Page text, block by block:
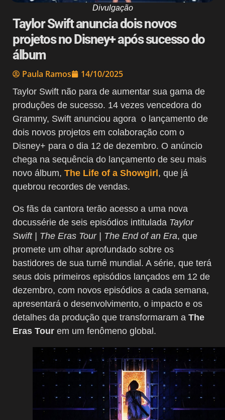
Divulgação
Taylor Swift anuncia dois novos
projetos no Disney+ após sucesso do
álbum
Paula Ramos 14/10/2025
Taylor Swift não para de aumentar sua gama de
produções de sucesso. 14 vezes vencedora do
Grammy, Swift anunciou agora o lançamento de
dois novos projetos em colaboração com o
Disney+ para o dia 12 de dezembro. O anúncio
chega na sequência do lançamento de seu mais
novo álbum, The Life of a Showgirl, que já
quebrou recordes de vendas.
Os fãs da cantora terão acesso a uma nova
docussérie de seis episódios intitulada Taylor
Swift | The Eras Tour | The End of an Era, que
promete um olhar aprofundado sobre os
bastidores de sua turnê mundial. A série, que terá
seus dois primeiros episódios lançados em 12 de
dezembro, com novos episódios a cada semana,
apresentará o desenvolvimento, o impacto e os
detalhes da produção que transformaram a The
Eras Tour em um fenômeno global.